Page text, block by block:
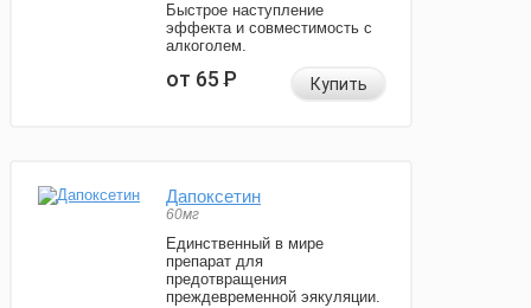
Быстрое наступление
эффекта и совместимость с
алкоголем.
от 65Р Купить
Дапоксетин
60мг
Единственный в мире
препарат для
предотвращения
преждевременной эякуляции.